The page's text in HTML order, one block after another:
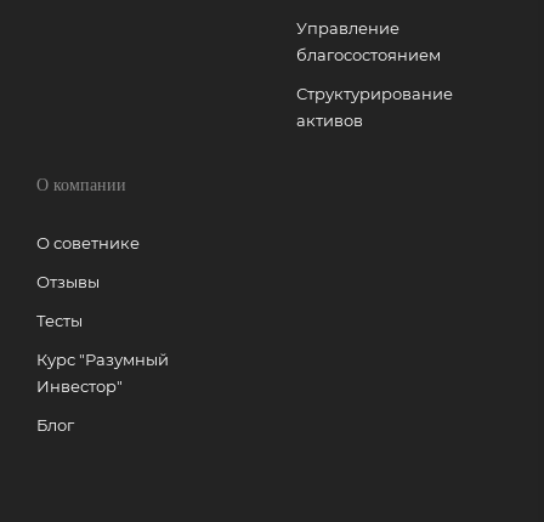
Управление
благосостоянием
Структурирование
активов
О компании
О советнике
Отзывы
Тесты
Курс "Разумный
Инвестор"
Блог